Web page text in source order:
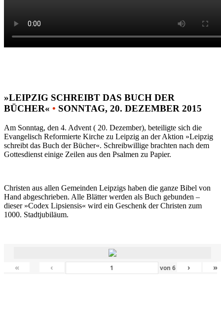
»LEIPZIG SCHREIBT DAS BUCH DER
BÜCHER« • SONNTAG, 20. DEZEMBER 2015
Am Sonntag, den 4. Advent ( 20. Dezember), beteiligte sich die
Evangelisch Reformierte Kirche zu Leipzig an der Aktion »Leipzig
schreibt das Buch der Bücher«. Schreibwillige brachten nach dem
Gottesdienst einige Zeilen aus den Psalmen zu Papier.
Christen aus allen Gemeinden Leipzigs haben die ganze Bibel von
Hand abgeschrieben. Alle Blätter werden als Buch gebunden –
dieser »Codex Lipsiensis« wird ein Geschenk der Christen zum
1000. Stadtjubiläum.
« ‹ von 6 › »